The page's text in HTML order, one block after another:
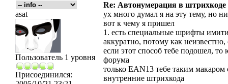
Re: Автонумерация в штрихкоде
asat
Пользователь 1 уровня
Присоединился:
ух много думал я на эту тему, но
вот к чему я пришел
1. есть специальные шрифты
аккуратно, потому как
если этот способ тебе подошел,
форума
только EAN13 тебе таким макаром
внутренние штрихкода